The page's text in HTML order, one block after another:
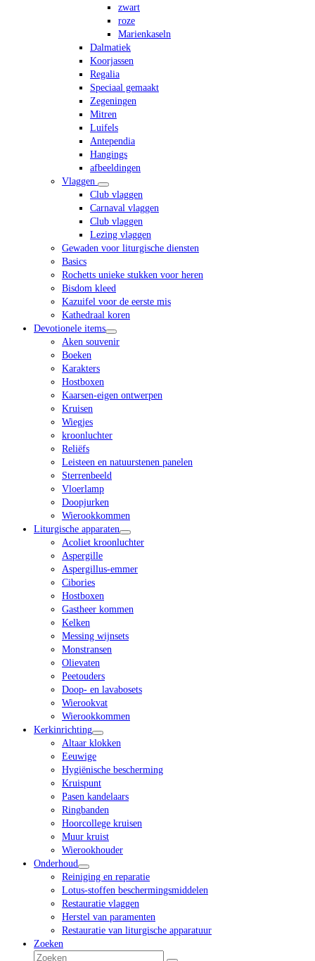
zwart
roze
Marienkaseln
Dalmatiek
Koorjassen
Regalia
Speciaal gemaakt
Zegeningen
Mitren
Luifels
Antependia
Hangings
afbeeldingen
Vlaggen
Club vlaggen
Carnaval vlaggen
Club vlaggen
Lezing vlaggen
Gewaden voor liturgische diensten
Basics
Rochetts unieke stukken voor heren
Bisdom kleed
Kazuifel voor de eerste mis
Kathedraal koren
Devotionele items
Aken souvenir
Boeken
Karakters
Hostboxen
Kaarsen-eigen ontwerpen
Kruisen
Wiegjes
kroonluchter
Reliëfs
Leisteen en natuurstenen panelen
Sterrenbeeld
Vloerlamp
Doopjurken
Wierookkommen
Liturgische apparaten
Acoliet kroonluchter
Aspergille
Aspergillus-emmer
Cibories
Hostboxen
Gastheer kommen
Kelken
Messing wijnsets
Monstransen
Olievaten
Peetouders
Doop- en lavabosets
Wierookvat
Wierookkommen
Kerkinrichting
Altaar klokken
Eeuwige
Hygiënische bescherming
Kruispunt
Pasen kandelaars
Ringbanden
Hoorcollege kruisen
Muur kruist
Wierookhouder
Onderhoud
Reiniging en reparatie
Lotus-stoffen beschermingsmiddelen
Restauratie vlaggen
Herstel van paramenten
Restauratie van liturgische apparatuur
Zoeken
Zoeken